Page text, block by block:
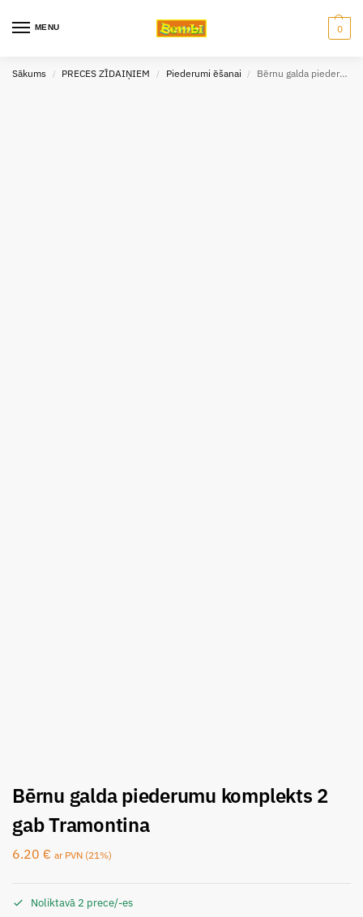
MENU 0
Sākums / PRECES ZĪDAIŅIEM / Piederumi ēšanai / Bērnu galda piederumu komplekts 2 gab Tramontina
Bērnu galda piederumu komplekts 2
gab Tramontina
6.20 € ar PVN (21%)
Noliktavā 2 prece/-es